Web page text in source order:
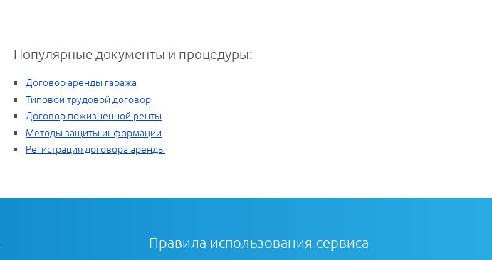
Популярные документы и процедуры:
Договор аренды гаража
Типовой трудовой договор
Договор пожизненной ренты
Методы защиты информации
Регистрация договора аренды
Правила использования сервиса